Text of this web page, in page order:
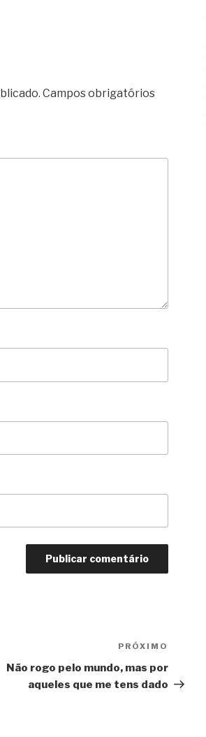
Campos obrigatórios
post
PRÓXIMO
Não rogo pelo mundo, mas por
aqueles que me tens dado